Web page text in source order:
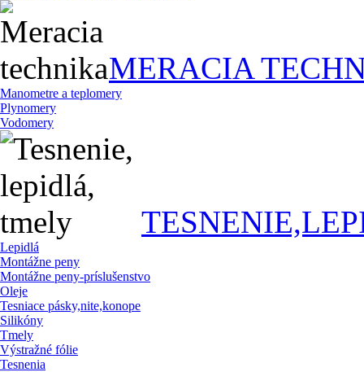
MERACIA
Manometre a teplomery
Plynomery
Vodomery
Lepidlá
Montážne peny
Montážne peny-príslušenstvo
Oleje
Tesniace pásky,nite,konope
Silikóny
Tmely
Výstražné fólie
Tesnenia